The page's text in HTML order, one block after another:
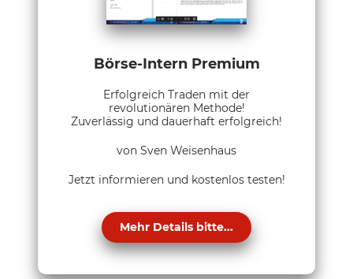
Börse-Intern Premium
Erfolgreich Traden mit der
revolutionären Methode!
Zuverlässig und dauerhaft erfolgreich!
von Sven Weisenhaus
Jetzt informieren und kostenlos testen!
Mehr Details bitte...